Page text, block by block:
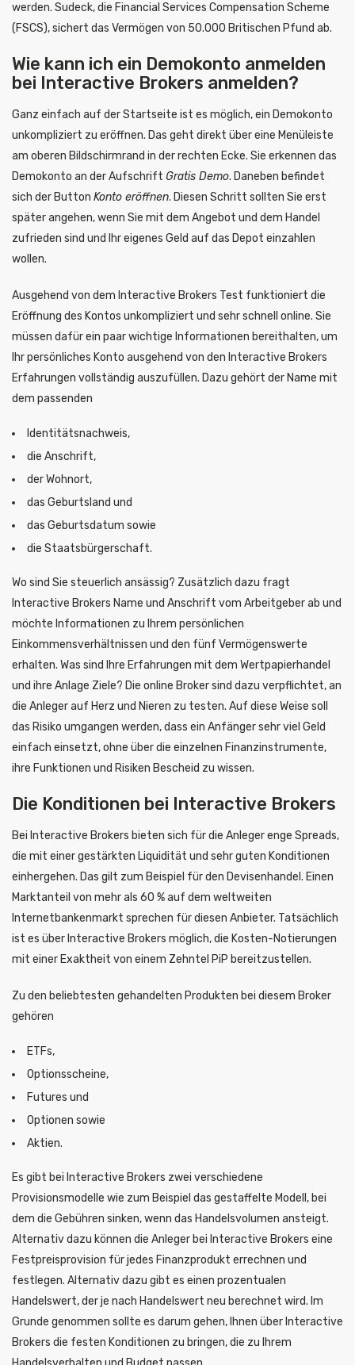
werden. Sudeck, die Financial Services Compensation Scheme
(FSCS), sichert das Vermögen von 50.000 Britischen Pfund ab.
Wie kann ich ein Demokonto anmelden
bei Interactive Brokers anmelden?
Ganz einfach auf der Startseite ist es möglich, ein Demokonto
unkompliziert zu eröffnen. Das geht direkt über eine Menüleiste
am oberen Bildschirmrand in der rechten Ecke. Sie erkennen das
Demokonto an der Aufschrift Gratis Demo. Daneben befindet
sich der Button Konto eröffnen. Diesen Schritt sollten Sie erst
später angehen, wenn Sie mit dem Angebot und dem Handel
zufrieden sind und Ihr eigenes Geld auf das Depot einzahlen
wollen.
Ausgehend von dem Interactive Brokers Test funktioniert die
Eröffnung des Kontos unkompliziert und sehr schnell online. Sie
müssen dafür ein paar wichtige Informationen bereithalten, um
Ihr persönliches Konto ausgehend von den Interactive Brokers
Erfahrungen vollständig auszufüllen. Dazu gehört der Name mit
dem passenden
Identitätsnachweis,
die Anschrift,
der Wohnort,
das Geburtsland und
das Geburtsdatum sowie
die Staatsbürgerschaft.
Wo sind Sie steuerlich ansässig? Zusätzlich dazu fragt
Interactive Brokers Name und Anschrift vom Arbeitgeber ab und
möchte Informationen zu Ihrem persönlichen
Einkommensverhältnissen und den fünf Vermögenswerte
erhalten. Was sind Ihre Erfahrungen mit dem Wertpapierhandel
und ihre Anlage Ziele? Die online Broker sind dazu verpflichtet, an
die Anleger auf Herz und Nieren zu testen. Auf diese Weise soll
das Risiko umgangen werden, dass ein Anfänger sehr viel Geld
einfach einsetzt, ohne über die einzelnen Finanzinstrumente,
ihre Funktionen und Risiken Bescheid zu wissen.
Die Konditionen bei Interactive Brokers
Bei Interactive Brokers bieten sich für die Anleger enge Spreads,
die mit einer gestärkten Liquidität und sehr guten Konditionen
einhergehen. Das gilt zum Beispiel für den Devisenhandel. Einen
Marktanteil von mehr als 60 % auf dem weltweiten
Internetbankenmarkt sprechen für diesen Anbieter. Tatsächlich
ist es über Interactive Brokers möglich, die Kosten-Notierungen
mit einer Exaktheit von einem Zehntel PiP bereitzustellen.
Zu den beliebtesten gehandelten Produkten bei diesem Broker
gehören
ETFs,
Optionsscheine,
Futures und
Optionen sowie
Aktien.
Es gibt bei Interactive Brokers zwei verschiedene
Provisionsmodelle wie zum Beispiel das gestaffelte Modell, bei
dem die Gebühren sinken, wenn das Handelsvolumen ansteigt.
Alternativ dazu können die Anleger bei Interactive Brokers eine
Festpreisprovision für jedes Finanzprodukt errechnen und
festlegen. Alternativ dazu gibt es einen prozentualen
Handelswert, der je nach Handelswert neu berechnet wird. Im
Grunde genommen sollte es darum gehen, Ihnen über Interactive
Brokers die festen Konditionen zu bringen, die zu Ihrem